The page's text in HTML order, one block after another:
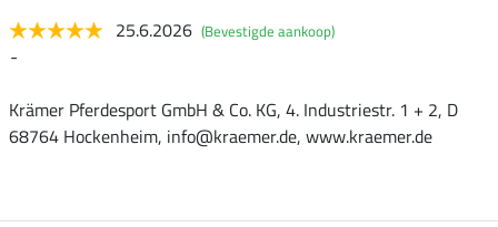
25.6.2026 (Bevestigde aankoop)
-
Krämer Pferdesport GmbH & Co. KG, 4. Industriestr. 1 + 2, D
68764 Hockenheim, info@kraemer.de, www.kraemer.de